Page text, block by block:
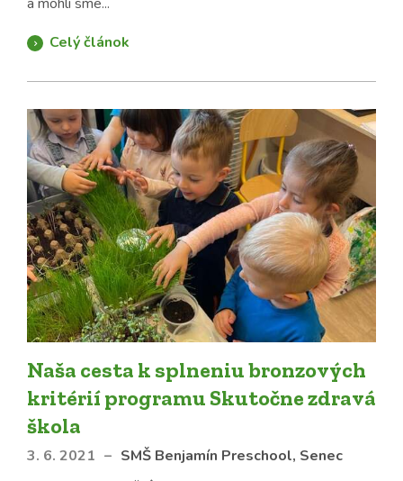
Celý článok
Naša cesta k splneniu bronzových
kritérií programu Skutočne zdravá
škola
3. 6. 2021 – SMŠ Benjamín Preschool, Senec